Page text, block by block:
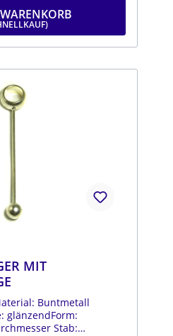
MIT
Buntmetall
glänzendForm:
Stab: